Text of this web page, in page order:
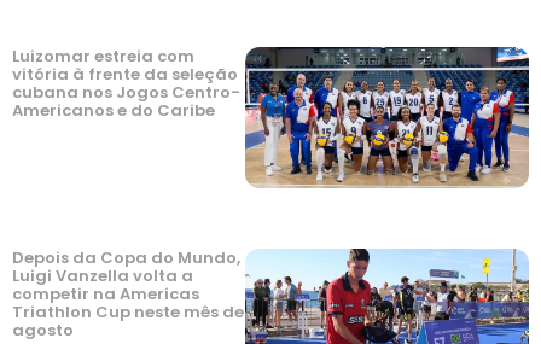
Luizomar estreia com
vitória à frente da seleção
cubana nos Jogos Centro-
Americanos e do Caribe
Depois da Copa do Mundo,
Luigi Vanzella volta a
competir na Americas
Triathlon Cup neste mês de
agosto